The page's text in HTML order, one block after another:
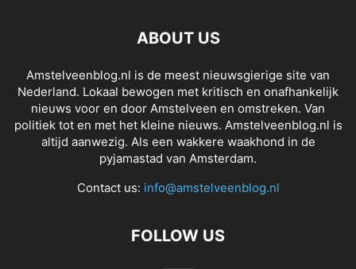
ABOUT US
Amstelveenblog.nl is de meest nieuwsgierige site van
Nederland. Lokaal bewogen met kritisch en onafhankelijk
nieuws voor en door Amstelveen en omstreken. Van
politiek tot en met het kleine nieuws. Amstelveenblog.nl is
altijd aanwezig. Als een wakkere waakhond in de
pyjamastad van Amsterdam.
Contact us: info@amstelveenblog.nl
FOLLOW US